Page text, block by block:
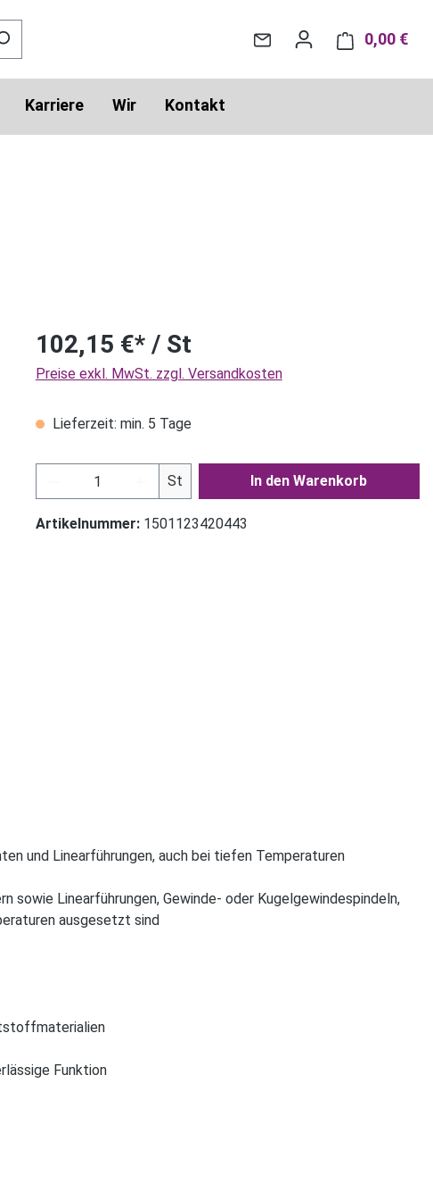
0,00 €
Karriere Wir Kontakt
102,15 €* / St
Preise exkl. MwSt. zzgl. Versandkosten
Lieferzeit: min. 5 Tage
Produkt Anzahl: Gib den gewünschten
St In den Warenkorb
Artikelnummer: 1501123420443
und Linearführungen, auch bei tiefen Temperaturen
sowie Linearführungen, Gewinde- oder Kugelgewindespindeln,
ausgesetzt sind
Funktion